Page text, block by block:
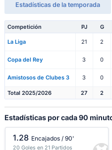
Estadísticas de la temporada
Competición PJ G
La Liga 21 2
Copa del Rey 3 0
Amistosos de Clubes 3 3 0
Total 2025/2026 27 2
Estadísticas por cada 90
1.28 Encajados / 90'
20 Goles en 21 Partidos